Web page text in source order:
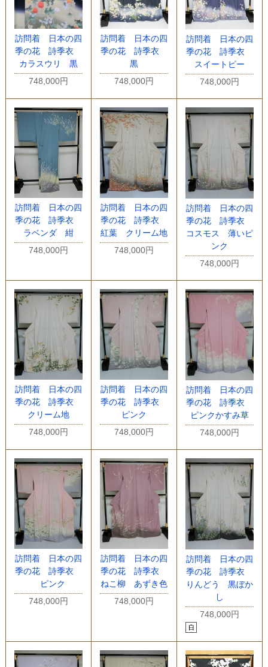
訪問着 日本の四
季の花 詩季衣
カラスウリ 黒
748,000円
訪問着 日本の四
季の花 詩季衣
黒
748,000円
訪問着 日本の四
季の花 詩季衣
スイートピー
748,000円
訪問着 日本の四
季の花 詩季衣
ラベンダ 紺
748,000円
訪問着 日本の四
季の花 詩季衣
紅葉 クリーム地
748,000円
訪問着 日本の四
季の花 詩季衣
コスモス 薄いピ
ンク
748,000円
訪問着 日本の四
季の花 詩季衣
クリーム地
748,000円
訪問着 日本の四
季の花 詩季衣
ピンク
748,000円
訪問着 日本の四
季の花 詩季衣
ピンクかすみ草
748,000円
訪問着 日本の四
季の花 詩季衣
ピンク
748,000円
訪問着 日本の四
季の花 詩季衣
ねこ柳 あずき色
748,000円
訪問着 日本の四
季の花 詩季衣
りんどう 黒ぼか
し
748,000円